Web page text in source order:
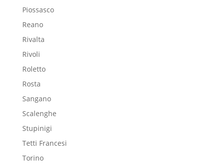
Piossasco
Reano
Rivalta
Rivoli
Roletto
Rosta
Sangano
Scalenghe
Stupinigi
Tetti Francesi
Torino